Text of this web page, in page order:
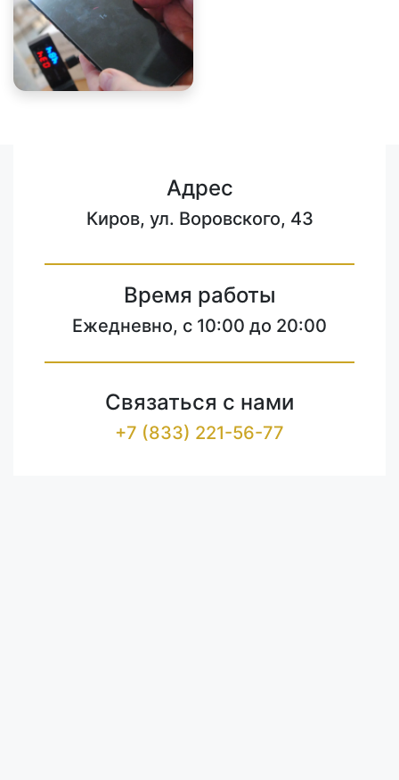
Адрес
Киров, ул. Воровского, 43
Время работы
Ежедневно, с 10:00 до 20:00
Связаться с нами
+7 (833) 221-56-77